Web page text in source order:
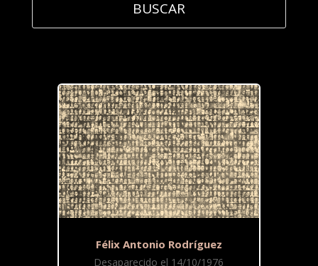
Félix Antonio Rodríguez
Desaparecido el 14/10/1976